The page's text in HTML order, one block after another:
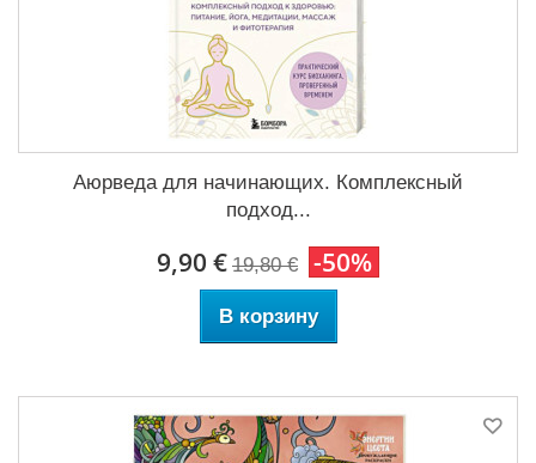
Аюрведа для начинающих. Комплексный
подход...
9,90 € 19,80 € -50%
В корзину